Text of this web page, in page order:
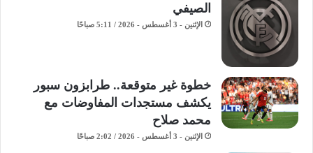
الصيفي
الإثنين - 3 أغسطس - 2026 / 5:11 صباحًا
خطوة غير متوقعة.. طرابزون سبور
يكشف مستجدات المفاوضات مع
محمد صلاح
الإثنين - 3 أغسطس - 2026 / 2:02 صباحًا